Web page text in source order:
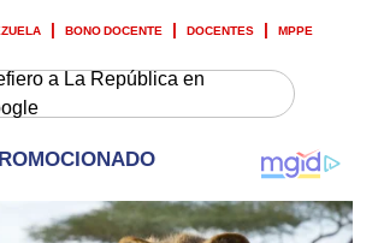
BONO DOCENTE DOCENTES MPPE
a La República en